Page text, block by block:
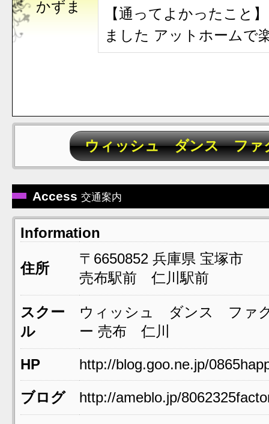
かずま
【通ってよかったこと
ました アットホームで
ウィッシュ ダンス ファ
Access 交通案内
Information
住所
〒6650852 兵庫県 宝塚市
売布駅前 仁川駅前
スクー
ル
ウィッシュ ダンス ファ
ー 売布 仁川
HP http://blog.goo.ne.jp/
ブログ http://ameblo.jp/